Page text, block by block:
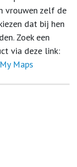
vrouwen zelf de
dat bij hen
Zoek een
via deze link:
Maps